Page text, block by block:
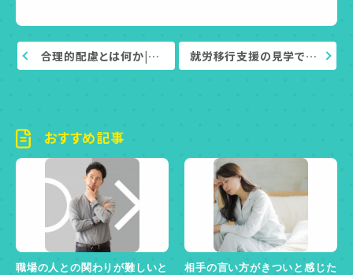
合理的配慮とは何か|… 就労移行支援の見学で…
おすすめ記事
職場の人との関わりが難しいと
相手の言い方がきついと感じた